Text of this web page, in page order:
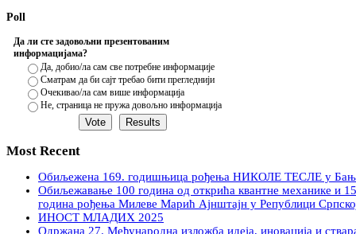
Poll
Да ли сте задовољни презентованим
информацијама?
Да, добио/ла сам све потребне информације
Сматрам да би сајт требао бити прегледнији
Очекивао/ла сам више информација
Не, страница не пружа довољно информација
Most Recent
Обиљежена 169. годишњица рођења НИКОЛЕ ТЕСЛЕ у
Обиљежавање 100 година од открића квантне механике и
година рођења Милеве Марић Ајнштајн у Републици
ИНОСТ МЛАДИХ 2025
Одржана 27. Међународна изложба идеја, иновација и